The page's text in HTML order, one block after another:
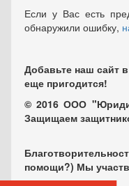
Если у Вас есть
обнаружили ошибку,
Добавьте наш сайт
еще пригодится!
© 2016 ООО
Защищаем
помощи?) Мы